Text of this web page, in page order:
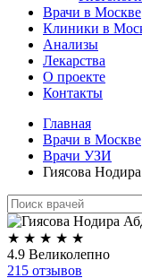
Врачи в Москве
Клиники в
Анализы
Лекарства
О проекте
Контакты
Главная
Врачи в Москве
Врачи УЗИ
Гиясова
★ ★ ★ ★ ★
4.9 Великолепно
215 отзывов